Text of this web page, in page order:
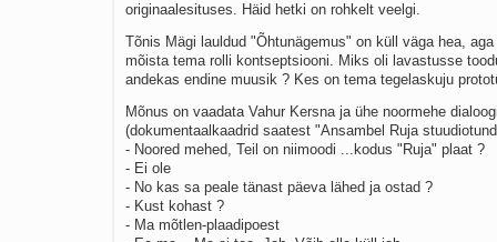
originaalesituses. Häid hetki on rohkelt veelgi.
Tõnis Mägi lauldud "Õhtunägemus" on küll väga hea,
mõista tema rolli kontseptsiooni. Miks oli lavastusse
andekas endine muusik ? Kes on tema tegelaskuju
Mõnus on vaadata Vahur Kersna ja ühe noormehe
(dokumentaalkaadrid saatest "Ansambel Ruja
- Noored mehed, Teil on niimoodi ...kodus "Ruja" plaat ?
- Ei ole
- No kas sa peale tänast päeva lähed ja ostad ?
- Kust kohast ?
- Ma mõtlen-plaadipoest